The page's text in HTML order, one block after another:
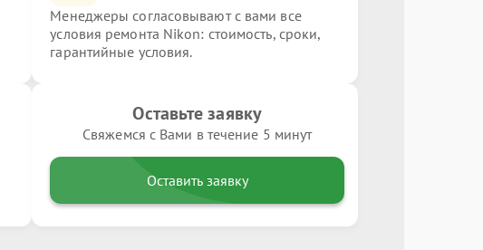
Менеджеры согласовывают с вами все
условия ремонта Nikon: стоимость, сроки,
гарантийные условия.
Оставьте заявку
Свяжемся с Вами в течение 5 минут
Оставить заявку